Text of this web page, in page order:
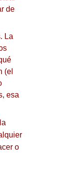
de
La
(el
esa
o